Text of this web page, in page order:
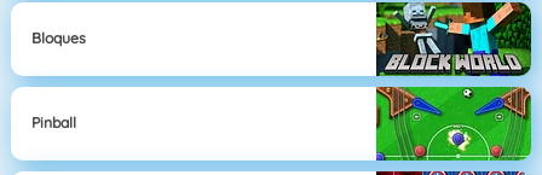
Bloques
Pinball